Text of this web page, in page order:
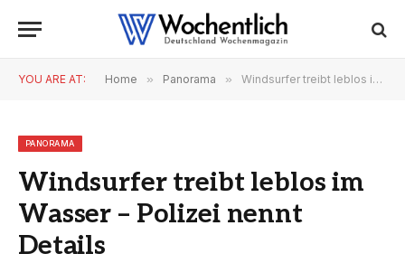
YOU ARE AT: Home » Panorama » Windsurfer treibt leblos im Wasser – Polizei nennt Details
PANORAMA
Windsurfer treibt leblos im
Wasser – Polizei nennt
Details